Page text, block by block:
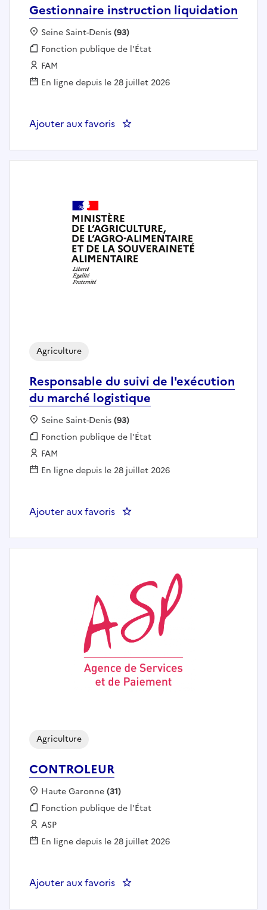
Gestionnaire instruction liquidation
Localisation :
Seine Saint-Denis(93)
Fonction publique :
Fonction publique de l'État
Employeur :
FAM
En ligne depuis le 28 juillet 2026
Ajouter aux favoris : Gestionnaire instruction
Responsable du suivi de l'exécution
du marché logistique
Agriculture
Localisation :
Seine Saint-Denis(93)
Fonction publique :
Fonction publique de l'État
Employeur :
FAM
En ligne depuis le 28 juillet 2026
Ajouter aux favoris : Responsable du suivi de
CONTROLEUR
Agriculture
Localisation :
Haute Garonne(31)
Fonction publique :
Fonction publique de l'État
Employeur :
ASP
En ligne depuis le 28 juillet 2026
Ajouter aux favoris : CONTROLEUR